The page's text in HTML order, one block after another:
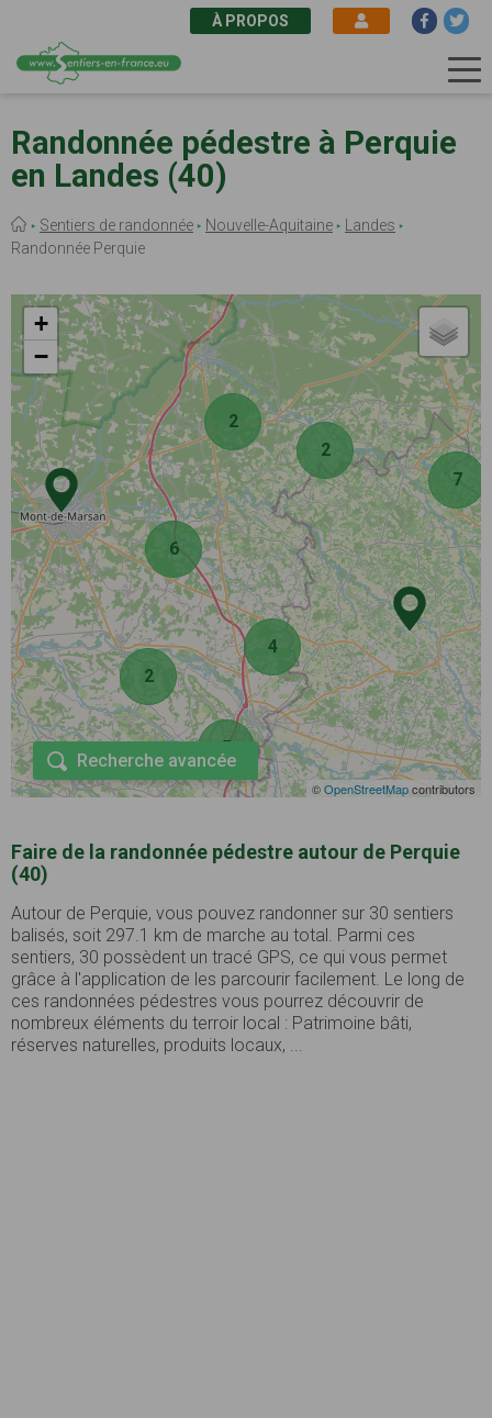
au
contenu
principal
À PROPOS
Randonnée pédestre à Perquie
en Landes (40)
Fil
d'Ariane
Sentiers de randonnée Nouvelle-Aquitaine
Landes
Randonnée Perquie
7
2
2
5
2
6
4
+
−
©OpenStreetMapcontributors
Recherche avancée
Faire de la randonnée pédestre autour de Perquie
(40)
Autour de Perquie, vous pouvez randonner sur 30 sentiers
balisés, soit 297.1 km de marche au total. Parmi ces
sentiers, 30 possèdent un tracé GPS, ce qui vous permet
grâce à l'application de les parcourir facilement. Le long de
ces randonnées pédestres vous pourrez découvrir de
nombreux éléments du terroir local : Patrimoine bâti,
réserves naturelles, produits locaux, ...